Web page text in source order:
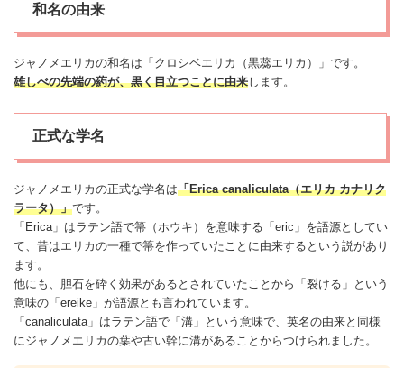
和名の由来
ジャノメ エリカの和名は「クロシベエリカ （黒蕊エリカ ）」です。
雄しべの先端の葯が、黒く目立つことに由来します。
正式な学名
ジャノメ エリカの正式な学名は「Erica canaliculata（エリカカナリク
ラータ）」です。
「Erica」はラテン語で箒（ホウキ）を意味する「eric」を語源としてい
て、昔はエリカの一種で箒を作っていたことに由来するという説があり
ます。
他にも、胆石を砕く効果があるとされていたことから「裂ける」という
意味の「ereike」が語源とも言われています。
「canaliculata」はラテン語で「溝」という意味で、英名の由来と同様
にジャノメ エリカの葉や古い幹に溝があることからつけられました。